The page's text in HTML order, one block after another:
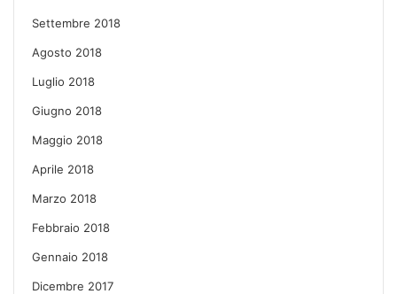
Settembre 2018
Agosto 2018
Luglio 2018
Giugno 2018
Maggio 2018
Aprile 2018
Marzo 2018
Febbraio 2018
Gennaio 2018
Dicembre 2017